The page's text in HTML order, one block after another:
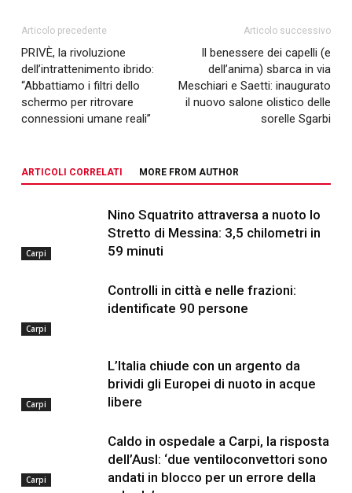
Articolo precedente
PRIVÈ, la rivoluzione
dell’intrattenimento ibrido:
“Abbattiamo i filtri dello
schermo per ritrovare
connessioni umane reali”
Articolo successivo
Il benessere dei capelli (e
dell’anima) sbarca in via
Meschiari e Saetti: inaugurato
il nuovo salone olistico delle
sorelle Sgarbi
ARTICOLI CORRELATI MORE FROM AUTHOR
Carpi
Nino Squatrito attraversa a nuoto lo
Stretto di Messina: 3,5 chilometri in
59 minuti
Carpi
Controlli in città e nelle frazioni:
identificate 90 persone
Carpi
L’Italia chiude con un argento da
brividi gli Europei di nuoto in acque
libere
Carpi
Caldo in ospedale a Carpi, la risposta
dell’Ausl: ‘due ventiloconvettori sono
andati in blocco per un errore della